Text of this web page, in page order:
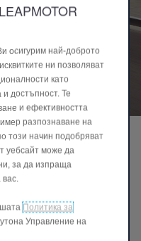
с мощност от 299
плавно ускорение
пътни
висок
осигурим най-доброто
ни позволяват
като
достъпност. Те
и ефективността
разпознаване на
този начин подобряват
уебсайт може да
за да изпраща
Политика за
Управление на